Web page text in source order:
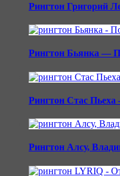
Рингтон Григорий
Рингтон Бьянка —
Рингтон Стас
Рингтон Алсу,